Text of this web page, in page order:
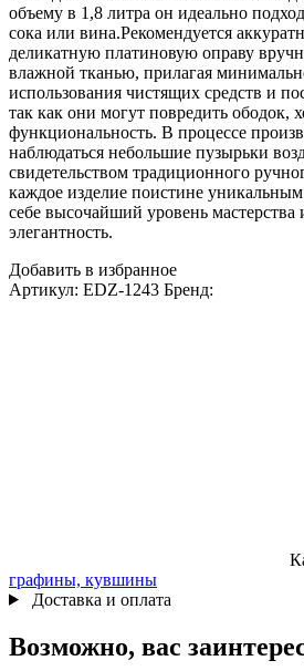
объему в 1,8 литра он идеально
сока или вина.Рекомендуется
деликатную платиновую оправу
влажной тканью, прилагая
использования чистящих средств и
так как они могут повредить ободок,
функциональность. В процессе
наблюдаться небольшие пузырьки
свидетельством традиционного
каждое изделие поистине
себе высочайший уровень
элегантность.
Добавить в избранное
Артикул: EDZ-1243 Бренд:
графины, кувшины
Доставка и оплата
Возможно, вас